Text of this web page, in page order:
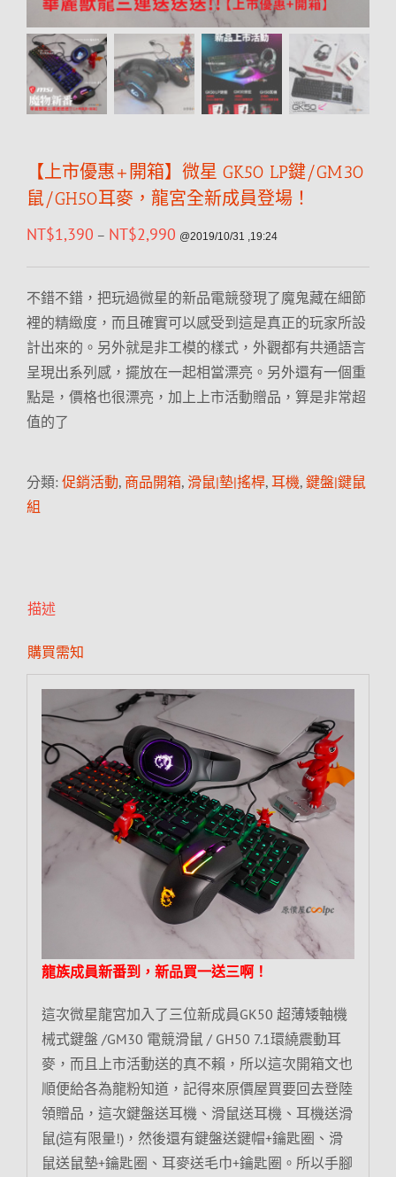
【上市優惠+開箱】微星 GK50 LP鍵/GM30
鼠/GH50耳麥，龍宮全新成員登場！
NT$1,390 – NT$2,990 @2019/10/31 ,19:24
不錯不錯，把玩過微星的新品電競發現了魔鬼藏在細節
裡的精緻度，而且確實可以感受到這是真正的玩家所設
計出來的。另外就是非工模的樣式，外觀都有共通語言
呈現出系列感，擺放在一起相當漂亮。另外還有一個重
點是，價格也很漂亮，加上上市活動贈品，算是非常超
值的了
分類: 促銷活動, 商品開箱, 滑鼠|墊|搖桿, 耳機, 鍵盤|鍵鼠
組
描述
購買需知
龍族成員新番到，新品買一送三啊！
這次微星龍宮加入了三位新成員GK50 超薄矮軸機
械式鍵盤 /GM30 電競滑鼠 / GH50 7.1環繞震動耳
麥，而且上市活動送的真不賴，所以這次開箱文也
順便給各為龍粉知道，記得來原價屋買要回去登陸
領贈品，這次鍵盤送耳機、滑鼠送耳機、耳機送滑
鼠(這有限量!)，然後還有鍵盤送鍵帽+鑰匙圈、滑
鼠送鼠墊+鑰匙圈、耳麥送毛巾+鑰匙圈。所以手腳